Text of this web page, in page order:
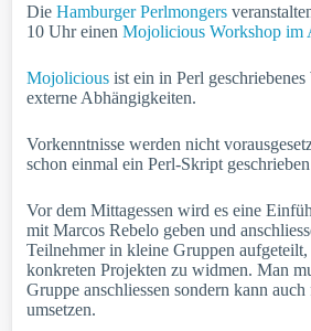
DieHamburger Perlmongers
10 Uhr einenMojolicious Workshop im
Mojolicious ist ein in Perl
externe Abhängigkeiten.
Vorkenntnisse werden nicht
schon einmal ein Perl-Skript
Vor dem Mittagessen wird es eine
mit Marcos Rebelo geben und
Teilnehmer in kleine Gruppen aufgeteilt,
konkreten Projekten zu widmen. Man
Gruppe anschliessen sondern kann
umsetzen.